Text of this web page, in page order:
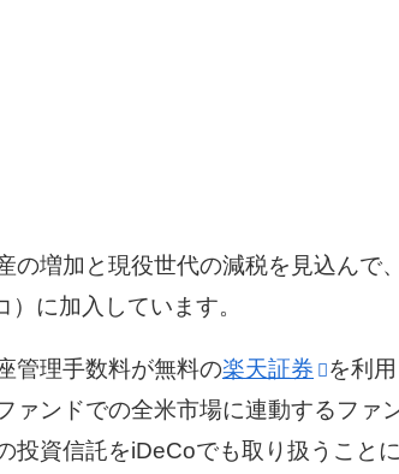
の増加と現役世代の減税を見込んで
）に加入しています。
管理手数料が無料の楽天証券
を利
ァンドでの全米市場に連動するファ
投資信託をiDeCoでも取り扱うことに